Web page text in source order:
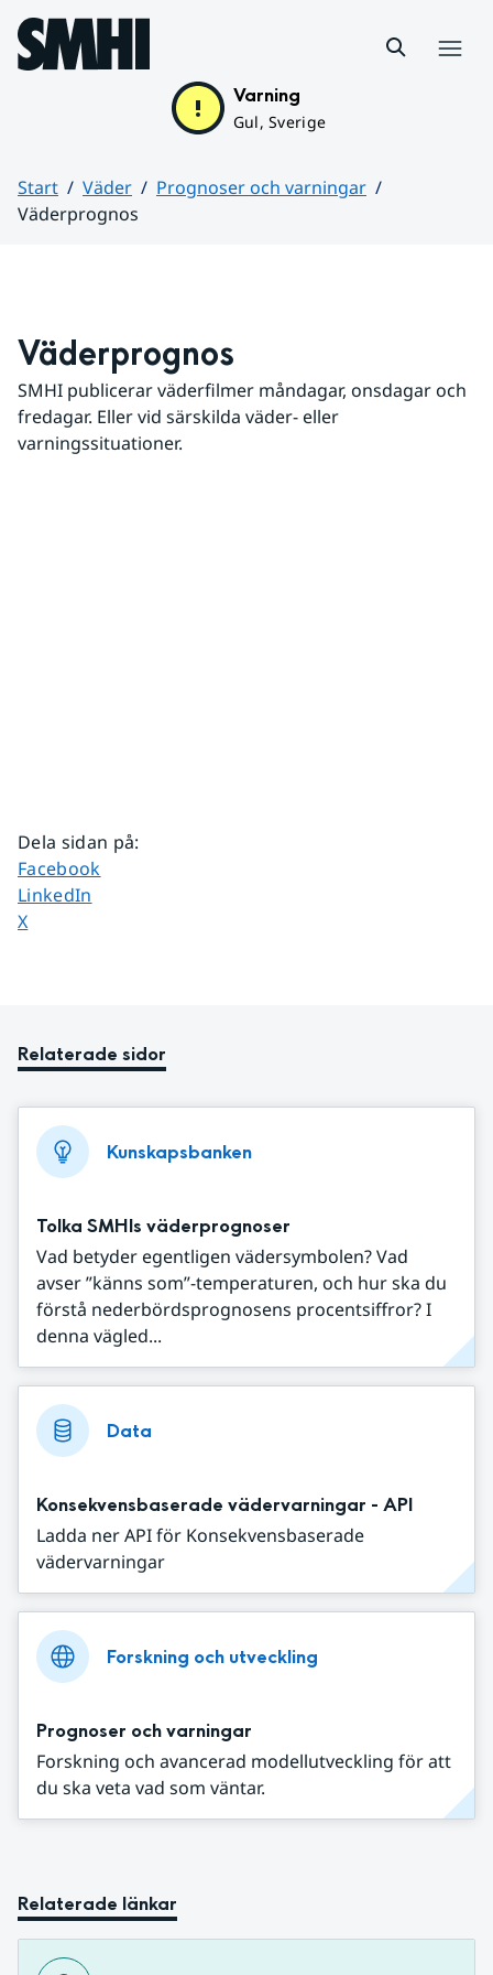
Hoppa till sidans innehåll
Varning
Gul, Sverige
Start Väder
Prognoser och varningar
Väderprognos
Väderprognos
SMHI publicerar väderfilmer måndagar, onsdagar och
fredagar. Eller vid särskilda väder- eller
varningssituationer.
Dela sidan på:
Dela sidan på
Facebook
Dela sidan på
LinkedIn
Dela sidan på
X
Relaterade sidor
Kunskapsbanken
Tolka SMHIs väderprognoser
Vad betyder egentligen vädersymbolen? Vad
avser ”känns som”-temperaturen, och hur ska du
förstå nederbördsprognosens procentsiffror? I
denna vägled...
Data
Konsekvensbaserade vädervarningar - API
Ladda ner API för Konsekvensbaserade
vädervarningar
Forskning och utveckling
Prognoser och varningar
Forskning och avancerad modellutveckling för att
du ska veta vad som väntar.
Relaterade länkar